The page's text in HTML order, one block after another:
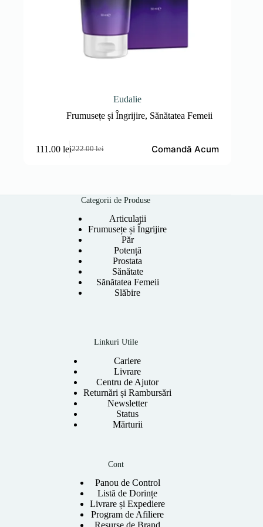
Eudalie
Frumusețe și Îngrijire, Sănătatea Femeii
222.00lei
Prețul
222.00 lei.
111.00 leiPrețul
Comandă Acum
Categorii de Produse
Articulații
Frumusețe și Îngrijire
Păr
Potență
Prostata
Sănătate
Sănătatea Femeii
Slăbire
Linkuri Utile
Cariere
Livrare
Centru de Ajutor
Returnări și Rambursări
Newsletter
Status
Mărturii
Cont
Panou de Control
Listă de Dorințe
Livrare și Expediere
Program de Afiliere
Resurse de Brand